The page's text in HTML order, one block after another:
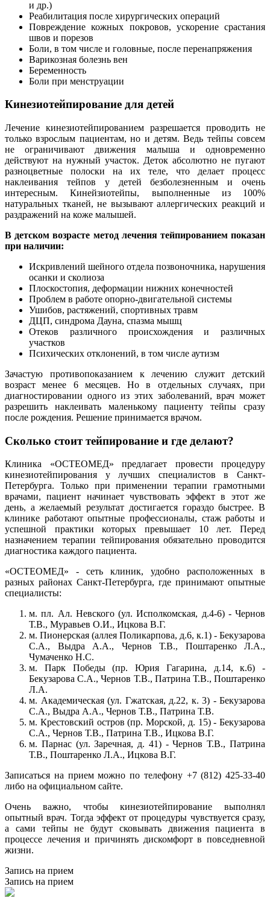
и др.)
Реабилитация после хирургических операций
Повреждение кожных покровов, ускорение срастания
швов и порезов
Боли, в том числе и головные, после перенапряжения
Варикозная болезнь вен
Беременность
Боли при менструации
Кинезиотейпирование для детей
Лечение кинезиотейпированием разрешается проводить не
только взрослым пациентам, но и детям. Ведь тейпы совсем
не ограничивают движения малыша и одновременно
действуют на нужный участок. Деток абсолютно не пугают
разноцветные полоски на их теле, что делает процесс
наклеивания тейпов у детей безболезненным и очень
интересным. Кинейзиотейпы, выполненные из 100%
натуральных тканей, не вызывают аллергических реакций и
раздражений на коже малышей.
В детском возрасте метод лечения тейпированием показан
при наличии:
Искривлений шейного отдела позвоночника, нарушения
осанки и сколиоза
Плоскостопия, деформации нижних конечностей
Проблем в работе опорно-двигательной системы
Ушибов, растяжений, спортивных травм
ДЦП, синдрома Дауна, спазма мышц
Отеков различного происхождения и различных
участков
Психических отклонений, в том числе аутизм
Зачастую противопоказанием к лечению служит детский
возраст менее 6 месяцев. Но в отдельных случаях, при
диагностировании одного из этих заболеваний, врач может
разрешить наклеивать маленькому пациенту тейпы сразу
после рождения. Решение принимается врачом.
Сколько стоит тейпирование и где делают?
Клиника «ОСТЕОМЕД» предлагает провести процедуру
кинезиотейпирования у лучших специалистов в Санкт-
Петербурга. Только при применении терапии грамотными
врачами, пациент начинает чувствовать эффект в этот же
день, а желаемый результат достигается гораздо быстрее. В
клинике работают опытные профессионалы, стаж работы и
успешной практики которых превышает 10 лет. Перед
назначением терапии тейпирования обязательно проводится
диагностика каждого пациента.
«ОСТЕОМЕД» - сеть клиник, удобно расположенных в
разных районах Санкт-Петербурга, где принимают опытные
специалисты:
м. пл. Ал. Невского (ул. Исполкомская, д.4-6) - Чернов
Т.В., Муравьев О.И., Ицкова В.Г.
м. Пионерская (аллея Поликарпова, д.6, к.1) - Бекузарова
С.А., Выдра А.А., Чернов Т.В., Поштаренко Л.А.,
Чумаченко Н.С.
м. Парк Победы (пр. Юрия Гагарина, д.14, к.6) -
Бекузарова С.А., Чернов Т.В., Патрина Т.В., Поштаренко
Л.А.
м. Академическая (ул. Гжатская, д.22, к. 3) - Бекузарова
С.А., Выдра А.А., Чернов Т.В., Патрина Т.В.
м. Крестовский остров (пр. Морской, д. 15) - Бекузарова
С.А., Чернов Т.В., Патрина Т.В., Ицкова В.Г.
м. Парнас (ул. Заречная, д. 41) - Чернов Т.В., Патрина
Т.В., Поштаренко Л.А., Ицкова В.Г.
Записаться на прием можно по телефону +7 (812) 425-33-40
либо на официальном сайте.
Очень важно, чтобы кинезиотейпирование выполнял
опытный врач. Тогда эффект от процедуры чувствуется сразу,
а сами тейпы не будут сковывать движения пациента в
процессе лечения и причинять дискомфорт в повседневной
жизни.
Запись на прием
Запись на прием